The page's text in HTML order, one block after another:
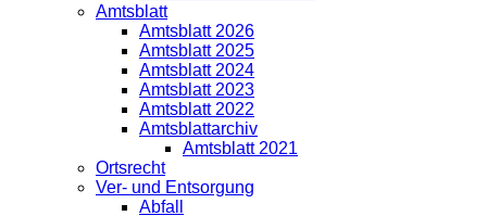
Amtsblatt
Amtsblatt 2026
Amtsblatt 2025
Amtsblatt 2024
Amtsblatt 2023
Amtsblatt 2022
Amtsblattarchiv
Amtsblatt 2021
Ortsrecht
Ver- und Entsorgung
Abfall